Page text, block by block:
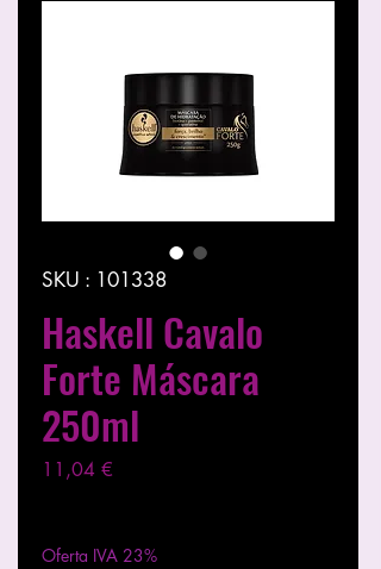
SKU : 101338
Haskell Cavalo
Forte Máscara
250ml
11,04 €
Oferta IVA 23%